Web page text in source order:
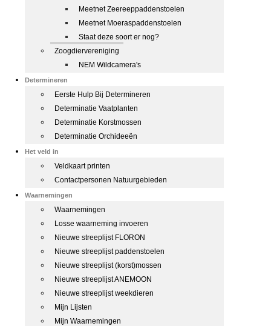
Meetnet Zeereeppaddenstoelen
Meetnet Moeraspaddenstoelen
Staat deze soort er nog?
Zoogdiervereniging
NEM Wildcamera's
Determineren
Eerste Hulp Bij Determineren
Determinatie Vaatplanten
Determinatie Korstmossen
Determinatie Orchideeën
Het veld in
Veldkaart printen
Contactpersonen Natuurgebieden
Waarnemingen
Waarnemingen
Losse waarneming invoeren
Nieuwe streeplijst FLORON
Nieuwe streeplijst paddenstoelen
Nieuwe streeplijst (korst)mossen
Nieuwe streeplijst ANEMOON
Nieuwe streeplijst weekdieren
Mijn Lijsten
Mijn Waarnemingen